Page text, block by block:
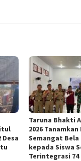
Taruna Bhakti
2026
Semangat Bela
kepada Siswa
Terintegrasi 74